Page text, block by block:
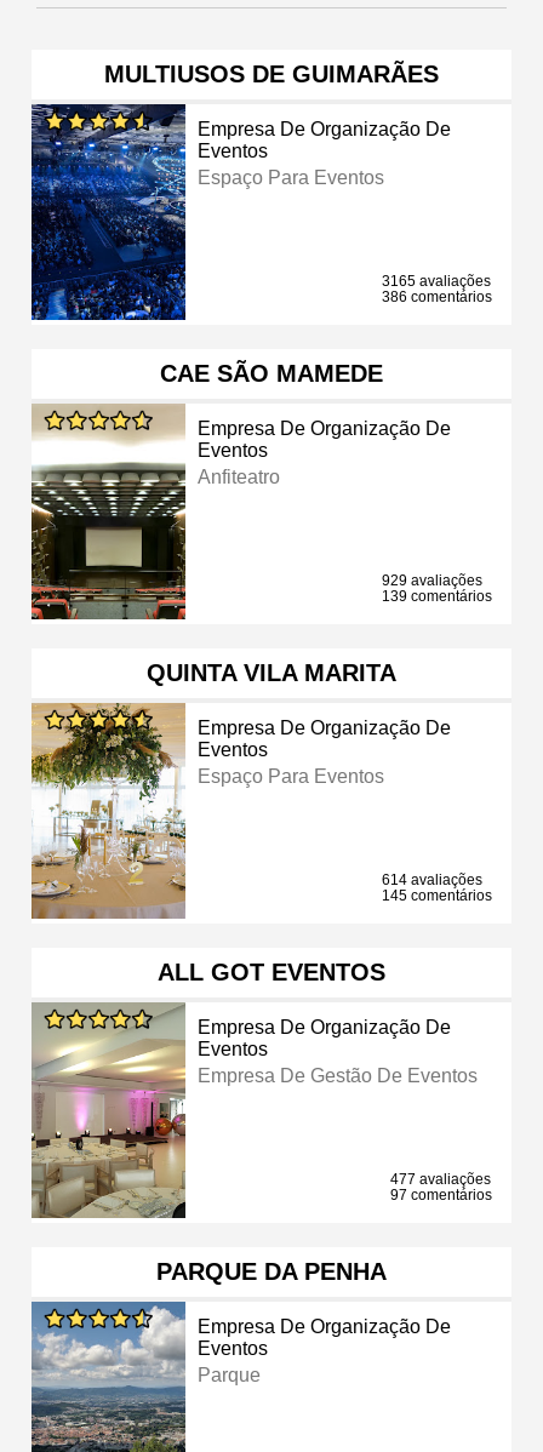
MULTIUSOS DE GUIMARÃES
Empresa De Organização De
Eventos
Espaço Para Eventos
3165 avaliações
386 comentários
CAE SÃO MAMEDE
Empresa De Organização De
Eventos
Anfiteatro
929 avaliações
139 comentários
QUINTA VILA MARITA
Empresa De Organização De
Eventos
Espaço Para Eventos
614 avaliações
145 comentários
ALL GOT EVENTOS
Empresa De Organização De
Eventos
Empresa De Gestão De Eventos
477 avaliações
97 comentários
PARQUE DA PENHA
Empresa De Organização De
Eventos
Parque